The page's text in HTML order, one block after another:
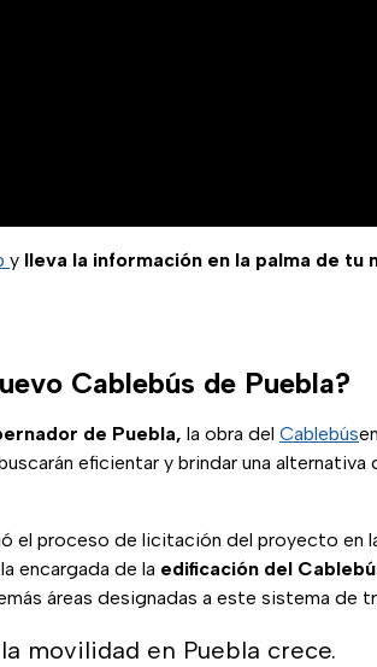
y lleva la información en la palma de tu
Cablebús de Puebla?
de Puebla, la obra del Cablebús
eficientar y brindar una alternativa
el proceso de licitación del proyecto en
encargada de la edificación del
áreas designadas a este sistema de
movilidad en Puebla crece.